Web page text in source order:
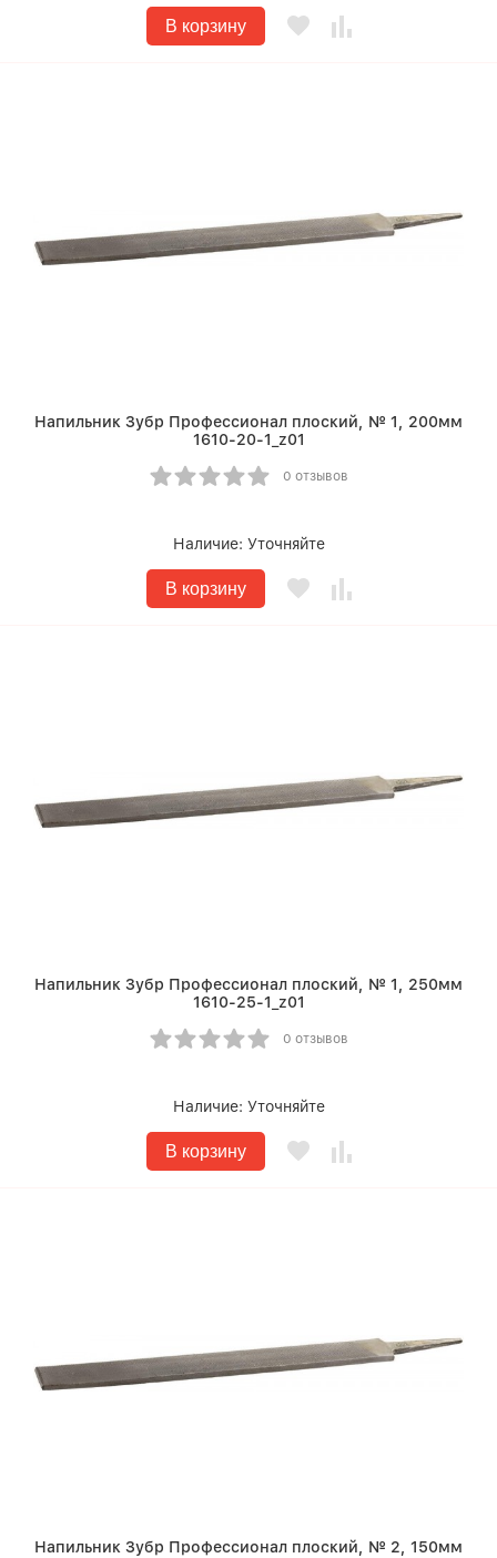
В корзину
Напильник Зубр Профессионал плоский, № 1, 200мм
1610-20-1_z01
0 отзывов
Наличие: Уточняйте
В корзину
Напильник Зубр Профессионал плоский, № 1, 250мм
1610-25-1_z01
0 отзывов
Наличие: Уточняйте
В корзину
Напильник Зубр Профессионал плоский, № 2, 150мм